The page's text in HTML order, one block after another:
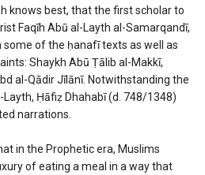
knows best, that the first scholar to
Faqīh Abū al-Layth al-Samarqandī,
of the ḥanafī texts as well as
Shaykh Abū Ṭālib al-Makkī,
al-Qādir Jīlānī. Notwithstanding the
Ḥāfiẓ Dhahabī (d. 748/1348)
narrations.
in the Prophetic era, Muslims
of eating a meal in a way that